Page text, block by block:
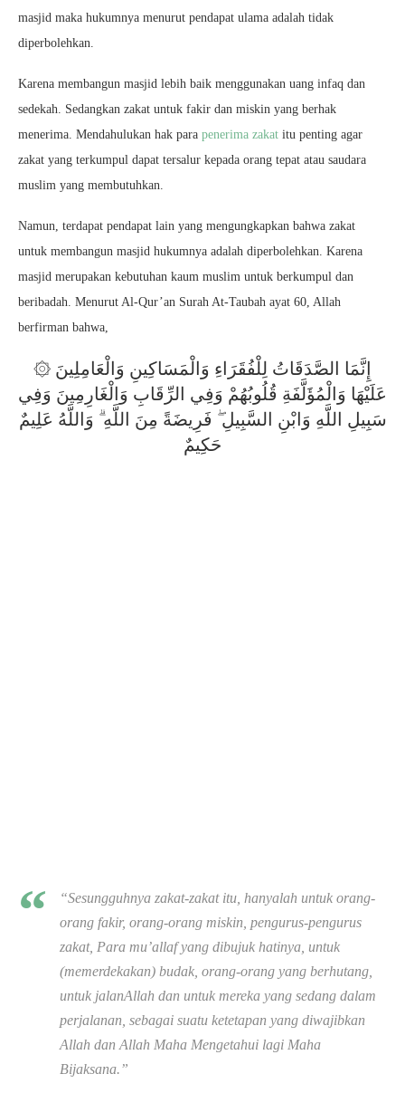
masjid maka hukumnya menurut pendapat ulama adalah tidak
diperbolehkan.
Karena membangun masjid lebih baik menggunakan uang infaq dan
sedekah. Sedangkan zakat untuk fakir dan miskin yang berhak
menerima. Mendahulukan hak para penerima zakat itu penting agar
zakat yang terkumpul dapat tersalur kepada orang tepat atau saudara
muslim yang membutuhkan.
Namun, terdapat pendapat lain yang mengungkapkan bahwa zakat
untuk membangun masjid hukumnya adalah diperbolehkan. Karena
masjid merupakan kebutuhan kaum muslim untuk berkumpul dan
beribadah. Menurut Al-Qur’an Surah At-Taubah ayat 60, Allah
berfirman bahwa,
۞ إِنَّمَا الصَّدَقَاتُ لِلْفُقَرَاءِ وَالْمَسَاكِينِ وَالْعَامِلِينَ
عَلَيْهَا وَالْمُؤَلَّفَةِ قُلُوبُهُمْ وَفِي الرِّقَابِ وَالْغَارِمِينَ وَفِي
سَبِيلِ اللَّهِ وَابْنِ السَّبِيلِ ۖ فَرِيضَةً مِنَ اللَّهِ ۗ وَاللَّهُ عَلِيمٌ
حَكِيمٌ
“Sesungguhnya zakat-zakat itu, hanyalah untuk orang-
orang fakir, orang-orang miskin, pengurus-pengurus
zakat, Para mu’allaf yang dibujuk hatinya, untuk
(memerdekakan) budak, orang-orang yang berhutang,
untuk jalanAllah dan untuk mereka yang sedang dalam
perjalanan, sebagai suatu ketetapan yang diwajibkan
Allah dan Allah Maha Mengetahui lagi Maha
Bijaksana.”